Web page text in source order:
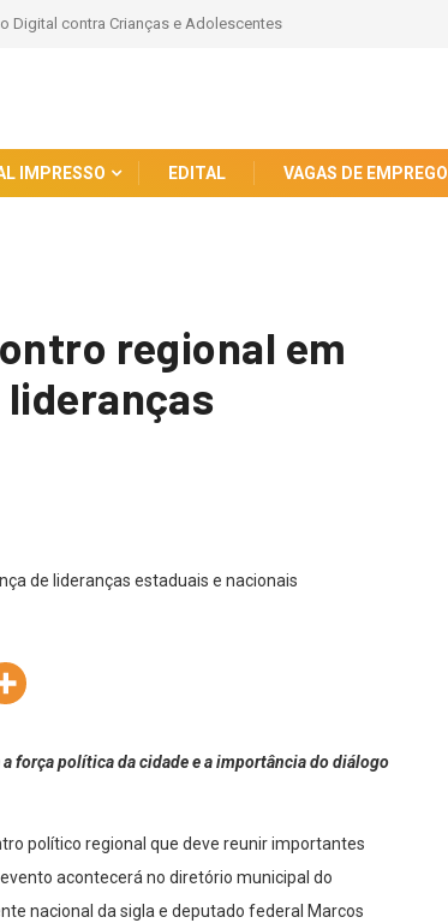
Digital contra Crianças e Adolescentes
IMPRESSO EDITAL VAGAS DE EMPREGO
regional em
lideranças
força política da cidade e a importância do diálogo
político regional que deve reunir importantes
acontecerá no diretório municipal do
nacional da sigla e deputado federal Marcos